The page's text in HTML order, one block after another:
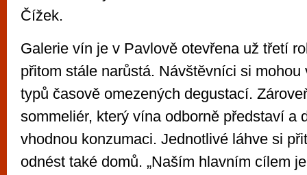
Čížek.
Galerie vín je v Pavlově otevřena už třetí
přitom stále narůstá. Návštěvníci si mohou
typů časově omezených degustací.
sommeliér, který vína odborně představí a
vhodnou konzumaci. Jednotlivé láhve si
odnést také domů. „Naším hlavním cílem